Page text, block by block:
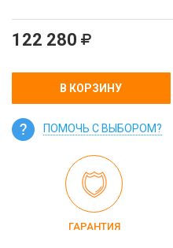
122 280
В КОРЗИНУ
ПОМОЧЬ С ВЫБОРОМ?
ГАРАНТИЯ